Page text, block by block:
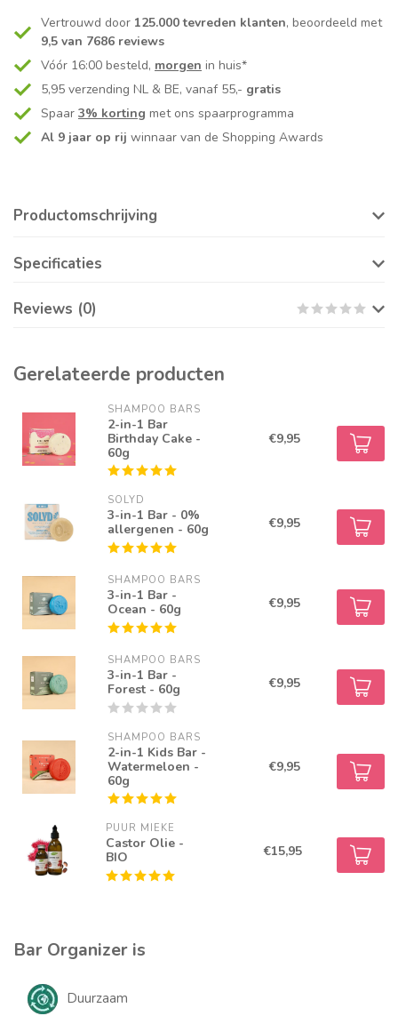
Vertrouwd door 125.000 tevreden klanten, beoordeeld met
9,5 van 7686 reviews
Vóór 16:00 besteld, morgen in huis*
5,95 verzending NL & BE, vanaf 55,- gratis
Spaar 3% korting met ons spaarprogramma
Al 9 jaar op rij winnaar van de Shopping Awards
Productomschrijving
Specificaties
Reviews (0)
Gerelateerde producten
SHAMPOO BARS
2-in-1 Bar
Birthday Cake -
60g
€9,95
SOLYD
3-in-1 Bar - 0%
allergenen - 60g
€9,95
SHAMPOO BARS
3-in-1 Bar -
Ocean - 60g
€9,95
SHAMPOO BARS
3-in-1 Bar -
Forest - 60g
€9,95
SHAMPOO BARS
2-in-1 Kids Bar -
Watermeloen -
60g
€9,95
PUUR MIEKE
Castor Olie -
BIO
€15,95
Bar Organizer is
Duurzaam